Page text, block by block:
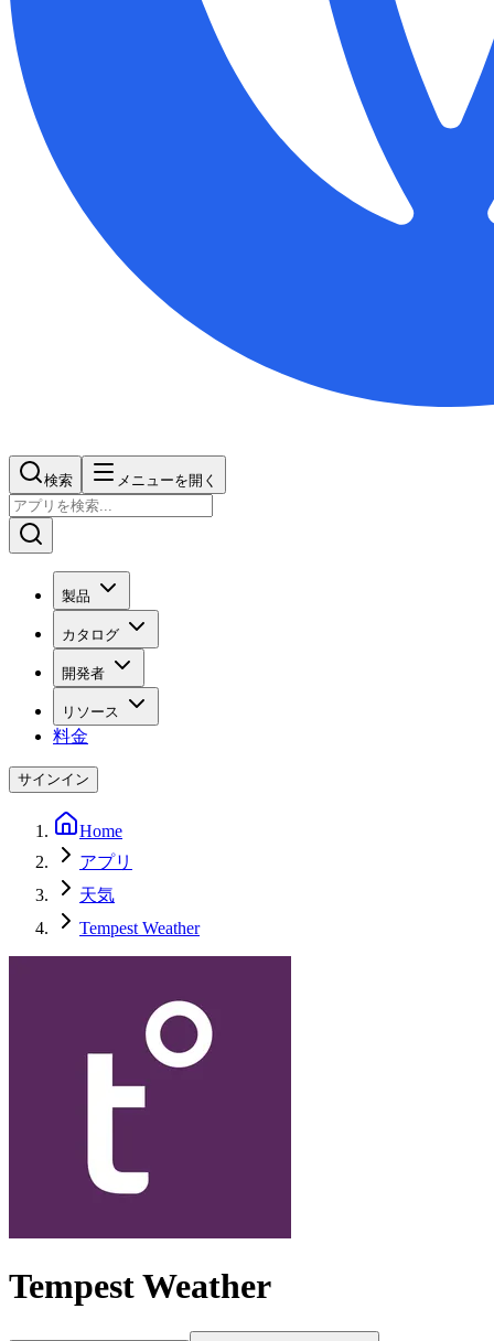
検索 メニューを開く
製品
カタログ
開発者
リソース
料金
サインイン
Home
アプリ
天気
Tempest Weather
Tempest Weather